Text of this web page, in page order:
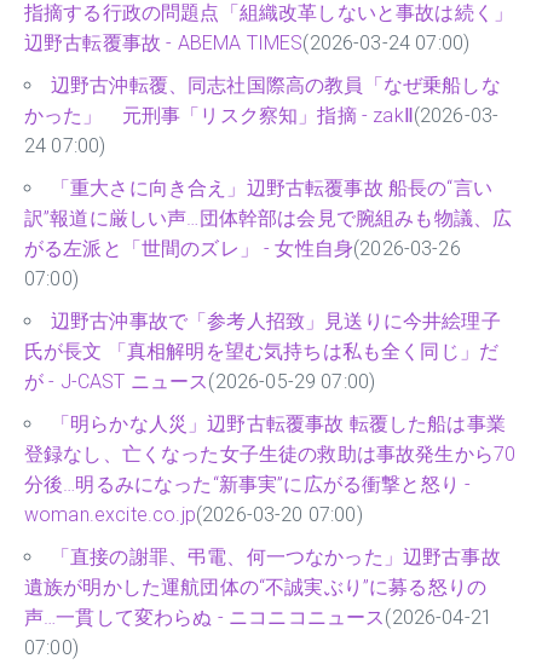
指摘する行政の問題点「組織改革しないと事故は続く」
辺野古転覆事故 - ABEMA TIMES(2026-03-24 07:00)
辺野古沖転覆、同志社国際高の教員「なぜ乗船しな
かった」 元刑事「リスク察知」指摘 - zakⅡ (2026-03-
24 07:00)
「重大さに向き合え」辺野古転覆事故 船長の“言い
訳”報道に厳しい声…団体幹部は会見で腕組みも物議、広
がる左派と「世間のズレ」 - 女性自身(2026-03-26
07:00)
辺野古沖事故で「参考人招致」見送りに今井絵理子
氏が長文 「真相解明を望む気持ちは私も全く同じ」だ
が - J-CAST ニュース(2026-05-29 07:00)
「明らかな人災」辺野古転覆事故 転覆した船は事業
登録なし、亡くなった女子生徒の救助は事故発生から70
分後…明るみになった“新事実”に広がる衝撃と怒り -
woman.excite.co.jp(2026-03-20 07:00)
「直接の謝罪、弔電、何一つなかった」辺野古事故
遺族が明かした運航団体の“不誠実ぶり”に募る怒りの
声…一貫して変わらぬ - ニコニコニュース(2026-04-21
07:00)